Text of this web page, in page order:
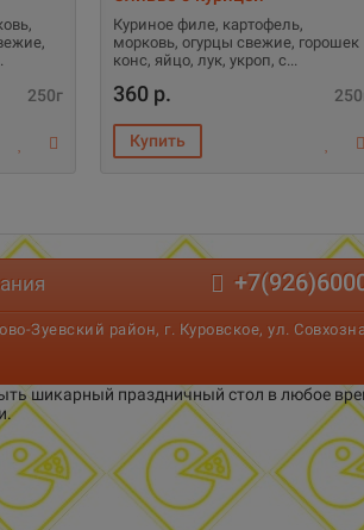
250г
Куриное филе, картофель,
морковь, огурцы свежие, горошек
конс, яйцо, лук, укроп, с
360 р.
Зуевский район, г. Куровское, ул.
шикарный праздничный стол в любое